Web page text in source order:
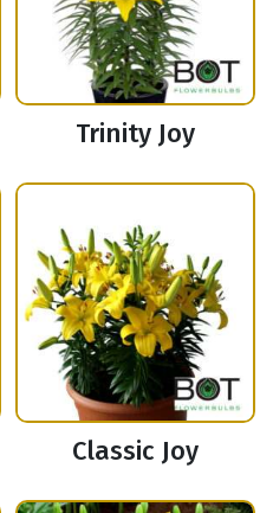
Trinity Joy
Classic Joy